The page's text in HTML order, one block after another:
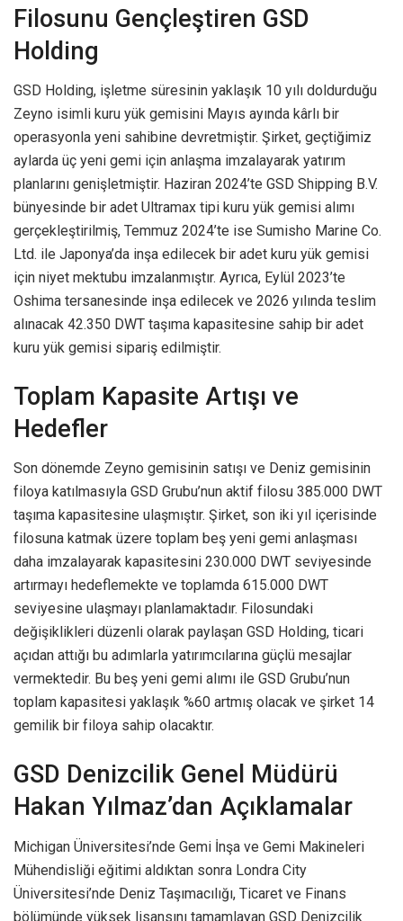
Filosunu Gençleştiren GSD
Holding
GSD Holding, işletme süresinin yaklaşık 10 yılı doldurduğu
Zeyno isimli kuru yük gemisini Mayıs ayında kârlı bir
operasyonla yeni sahibine devretmiştir. Şirket, geçtiğimiz
aylarda üç yeni gemi için anlaşma imzalayarak yatırım
planlarını genişletmiştir. Haziran 2024’te GSD Shipping B.V.
bünyesinde bir adet Ultramax tipi kuru yük gemisi alımı
gerçekleştirilmiş, Temmuz 2024’te ise Sumisho Marine Co.
Ltd. ile Japonya’da inşa edilecek bir adet kuru yük gemisi
için niyet mektubu imzalanmıştır. Ayrıca, Eylül 2023’te
Oshima tersanesinde inşa edilecek ve 2026 yılında teslim
alınacak 42.350 DWT taşıma kapasitesine sahip bir adet
kuru yük gemisi sipariş edilmiştir.
Toplam Kapasite Artışı ve
Hedefler
Son dönemde Zeyno gemisinin satışı ve Deniz gemisinin
filoya katılmasıyla GSD Grubu’nun aktif filosu 385.000 DWT
taşıma kapasitesine ulaşmıştır. Şirket, son iki yıl içerisinde
filosuna katmak üzere toplam beş yeni gemi anlaşması
daha imzalayarak kapasitesini 230.000 DWT seviyesinde
artırmayı hedeflemekte ve toplamda 615.000 DWT
seviyesine ulaşmayı planlamaktadır. Filosundaki
değişiklikleri düzenli olarak paylaşan GSD Holding, ticari
açıdan attığı bu adımlarla yatırımcılarına güçlü mesajlar
vermektedir. Bu beş yeni gemi alımı ile GSD Grubu’nun
toplam kapasitesi yaklaşık %60 artmış olacak ve şirket 14
gemilik bir filoya sahip olacaktır.
GSD Denizcilik Genel Müdürü
Hakan Yılmaz’dan Açıklamalar
Michigan Üniversitesi’nde Gemi İnşa ve Gemi Makineleri
Mühendisliği eğitimi aldıktan sonra Londra City
Üniversitesi’nde Deniz Taşımacılığı, Ticaret ve Finans
bölümünde yüksek lisansını tamamlayan GSD Denizcilik